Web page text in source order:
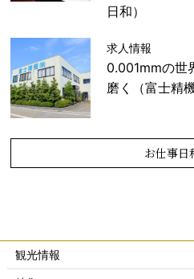
日和）
求人情報
0.001mmの世
磨く（富士精
お仕事
観光情報